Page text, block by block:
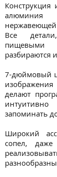
нержавеющей
Все
пищевыми
разбираются
7-дюймовый
делают
запоминать
Широкий
сопел, даже